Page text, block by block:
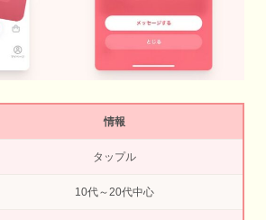
情報
タップル
10代～20代中心